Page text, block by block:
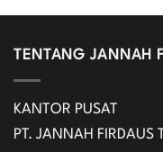
TENTANG JANNAH
KANTOR PUSAT
PT. JANNAH FIRDAUS